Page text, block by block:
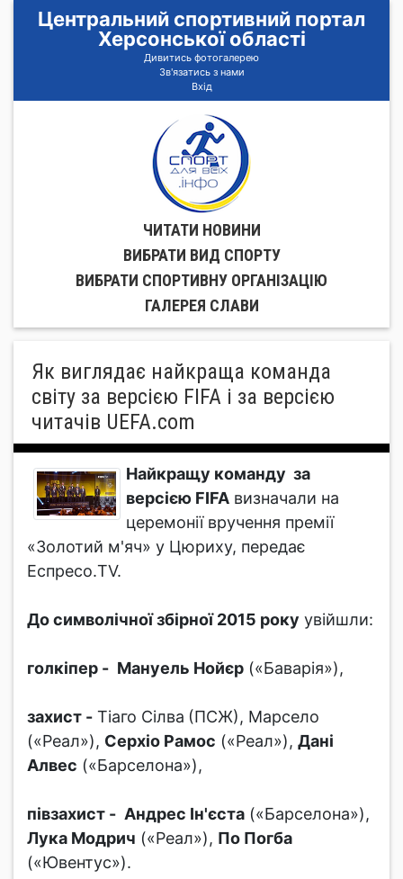
Центральний спортивний портал
Херсонської області
Дивитись фотогалерею
Зв'язатись з нами
Вхід
ЧИТАТИ НОВИНИ
ВИБРАТИ ВИД СПОРТУ
ВИБРАТИ СПОРТИВНУ ОРГАНIЗАЦIЮ
ГАЛЕРЕЯ СЛАВИ
Як виглядає найкраща команда
світу за версією FIFA і за версією
читачів UEFA.com
Найкращу команду за
версією FIFA визначали на
церемонії вручення премії
«Золотий м'яч» у Цюриху, передає
Еспресо.TV.
До символічної збірної 2015 року увійшли:
голкіпер - Мануель Нойєр («Баварія»),
захист - Тіаго Сілва (ПСЖ), Марсело
(«Реал»), Серхіо Рамос («Реал»), Дані
Алвес («Барселона»),
півзахист - Андрес Ін'єста («Барселона»),
Лука Модрич («Реал»), По Погба
(«Ювентус»).